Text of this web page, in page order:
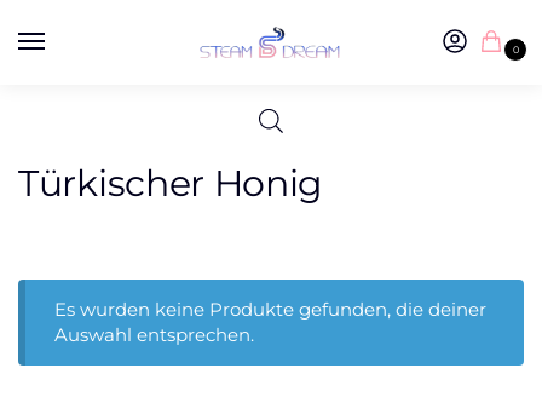
0
Türkischer Honig
Es wurden keine Produkte gefunden, die deiner
Auswahl entsprechen.